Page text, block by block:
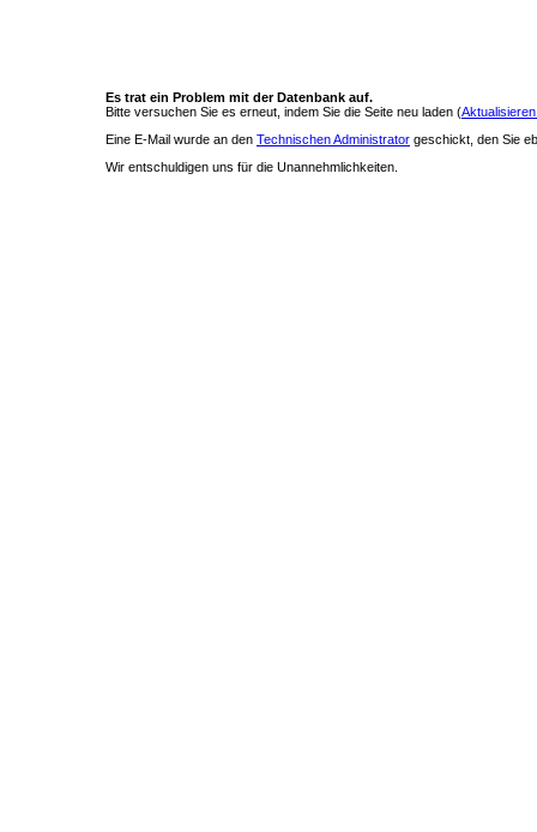
Es trat ein Problem mit der Datenbank auf.
Bitte versuchen Sie es erneut, indem Sie die Seite neu laden (
Eine E-Mail wurde an den Technischen Administrator geschickt, den Sie
Wir entschuldigen uns für die Unannehmlichkeiten.